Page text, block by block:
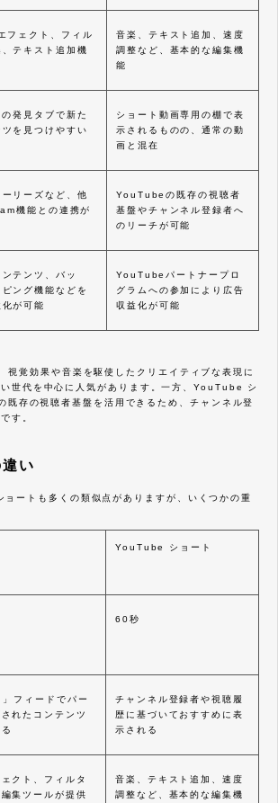
フェクト、フィル
テキスト追加機
音楽、テキスト追加、速度
調整など、基本的な編集機
能
発見タブで新た
ツを見つけやすい
ショート動画専用の棚で表
示されるものの、通常の動
画と混在
リーズなど、他
機能との連携が
YouTubeの既存の視聴者
基盤やチャンネル登録者へ
のリーチが可能
テンツ、バッ
ング機能などを
が可能
YouTubeパートナープロ
グラムへの参加により広告
収益化が可能
覚効果や音楽を駆使したクリエイティブな表現に
世代を中心に人気があります。一方、YouTube シ
既存の視聴者基盤を活用できるため、チャンネル登
す。
い
ートも多くの類似点がありますが、いくつかの重
YouTube ショート
10分 60秒
フィードでパー
れたコンテンツ
れる
チャンネル登録者や視聴履
歴に基づいておすすめに表
示される
クト、フィルタ
集ツールが提供
音楽、テキスト追加、速度
調整など、基本的な編集機